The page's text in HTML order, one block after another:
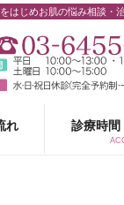
はじめお肌の悩み相談・
れ 診療時間